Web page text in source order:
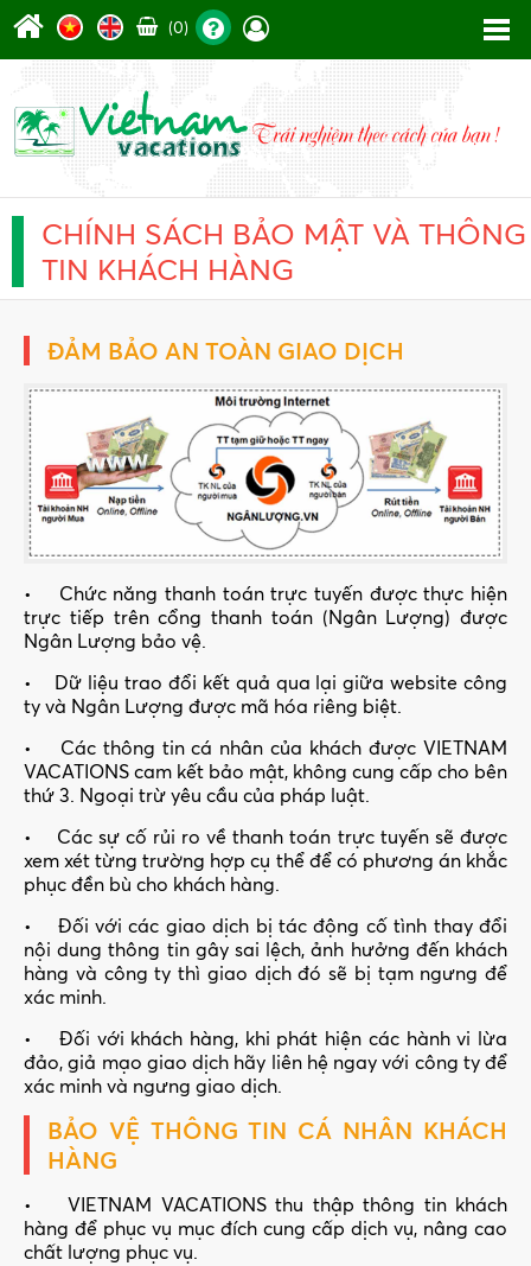
(0)
CHÍNH SÁCH BẢO MẬT VÀ THÔNG
TIN KHÁCH HÀNG
ĐẢM BẢO AN TOÀN GIAO DỊCH
• Chức năng thanh toán trực tuyến được thực hiện
trực tiếp trên cổng thanh toán (Ngân Lượng) được
Ngân Lượng bảo vệ.
• Dữ liệu trao đổi kết quả qua lại giữa website công
ty và Ngân Lượng được mã hóa riêng biệt.
• Các thông tin cá nhân của khách được VIETNAM
VACATIONS cam kết bảo mật, không cung cấp cho bên
thứ 3. Ngoại trừ yêu cầu của pháp luật.
• Các sự cố rủi ro về thanh toán trực tuyến sẽ được
xem xét từng trường hợp cụ thể để có phương án khắc
phục đền bù cho khách hàng.
• Đối với các giao dịch bị tác động cố tình thay đổi
nội dung thông tin gây sai lệch, ảnh hưởng đến khách
hàng và công ty thì giao dịch đó sẽ bị tạm ngưng để
xác minh.
• Đối với khách hàng, khi phát hiện các hành vi lừa
đảo, giả mạo giao dịch hãy liên hệ ngay với công ty để
xác minh và ngưng giao dịch.
BẢO VỆ THÔNG TIN CÁ NHÂN KHÁCH
HÀNG
• VIETNAM VACATIONS thu thập thông tin khách
hàng để phục vụ mục đích cung cấp dịch vụ, nâng cao
chất lượng phục vụ.